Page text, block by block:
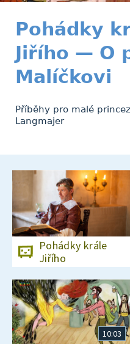
Pohádky
Jiřího — O
Malíčkovi
Příběhy pro malé
Langmajer
Pohádky krále
Jiřího
10:03